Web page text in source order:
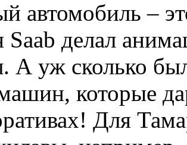
автомобиль –
Saab делал
А уж сколько
которые
Для